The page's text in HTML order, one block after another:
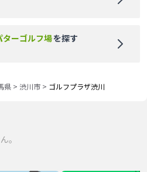
ターゴルフ場を探す
県 > 渋川市 > ゴルフプラザ渋川
。